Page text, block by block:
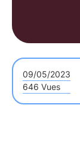
09/05/2023
646 Vues